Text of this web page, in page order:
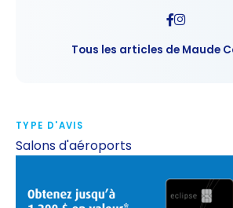
Tous les articles de Maude
TYPE D'AVIS
Salons d'aéroports